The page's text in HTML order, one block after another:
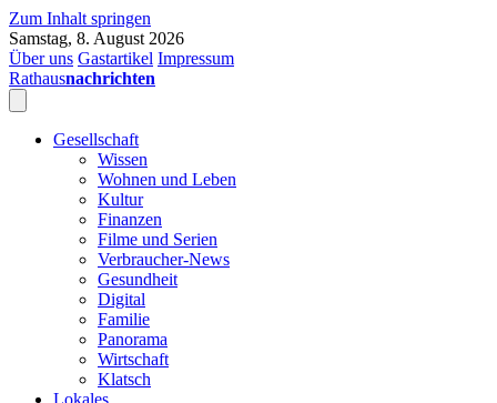
Zum Inhalt springen
Samstag, 8. August 2026
Über uns Gastartikel Impressum
Rathausnachrichten
Gesellschaft
Wissen
Wohnen und Leben
Kultur
Finanzen
Filme und Serien
Verbraucher-News
Gesundheit
Digital
Familie
Panorama
Wirtschaft
Klatsch
Lokales